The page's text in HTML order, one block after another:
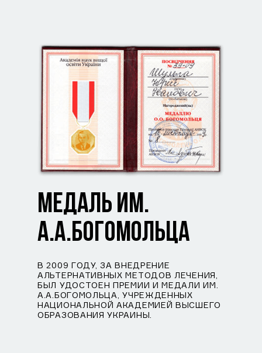
МЕДАЛЬ ИМ.
А.А.БОГОМОЛЬЦА
В 2009 ГОДУ, ЗА ВНЕДРЕНИЕ
АЛЬТЕРНАТИВНЫХ МЕТОДОВ ЛЕЧЕНИЯ,
БЫЛ УДОСТОЕН ПРЕМИИ И МЕДАЛИ ИМ.
А.А.БОГОМОЛЬЦА, УЧРЕЖДЕННЫХ
НАЦИОНАЛЬНОЙ АКАДЕМИЕЙ ВЫСШЕГО
ОБРАЗОВАНИЯ УКРАИНЫ.